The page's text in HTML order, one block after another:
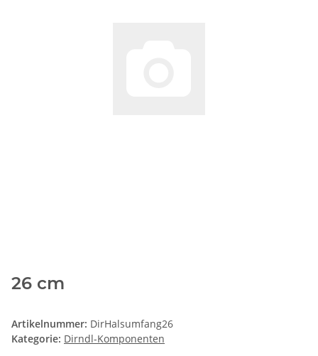
26 cm
Artikelnummer: DirHalsumfang26
Kategorie: Dirndl-Komponenten